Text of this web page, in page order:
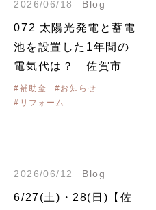
2026/06/18 Blog
072 太陽光発電と蓄電
池を設置した1年間の
電気代は？ 佐賀市
#補助金
#お知らせ
#リフォーム
2026/06/12 Blog
6/27(土)・28(日)【佐